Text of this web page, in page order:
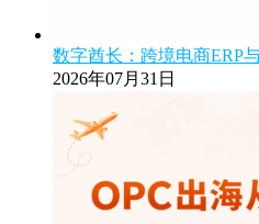
数字酋长：跨境电商ERP
2026年07月31日